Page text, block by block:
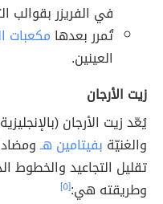
في الفريزر بقوالب
تُمرر بعدها مكعبات
العينين.
زيت الأرجان
والغنيّة بفيتامين هـ
تقليل التجاعيد والخطوط
وطريقته هي:[٥]